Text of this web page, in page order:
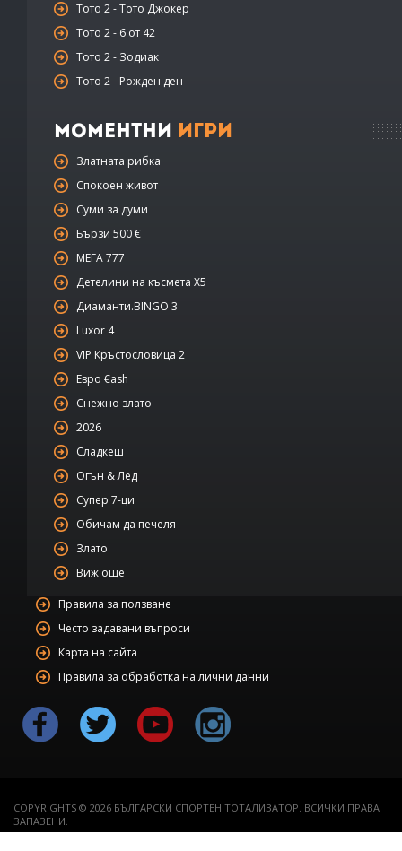
Тото 2 - Тото Джокер
Тото 2 - 6 от 42
Тото 2 - Зодиак
Тото 2 - Рожден ден
Моментни Игри
Златната рибка
Спокоен живот
Суми за думи
Бързи 500 €
МЕГА 777
Детелини на късмета Х5
Диаманти.BINGO 3
Luxor 4
VIP Кръстословица 2
Евро €ash
Снежно злато
2026
Сладкеш
Огън & Лед
Супер 7-ци
Обичам да печеля
Злато
Виж още
Правила за ползване
Често задавани въпроси
Карта на сайта
Правила за обработка на лични данни
COPYRIGHTS © 2026 БЪЛГАРСКИ СПОРТЕН ТОТАЛИЗАТОР. ВСИЧКИ ПРАВА
ЗАПАЗЕНИ.